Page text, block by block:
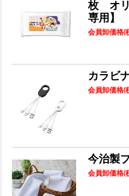
枚 オリ
専用】
会員卸価格(
カラビ
会員卸価格(
今治製
会員卸価格(